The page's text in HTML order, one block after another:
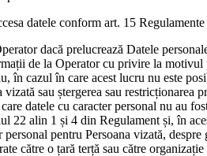
datele conform art. 15 Regulamente
dacă prelucrează Datele
de la Operator cu privire la
în cazul în care acest lucru nu este
vizată sau ștergerea sau
datele cu caracter personal nu au
22 alin 1 și 4 din Regulament și, în
personal pentru Persoana vizată,
către o țară terță sau către